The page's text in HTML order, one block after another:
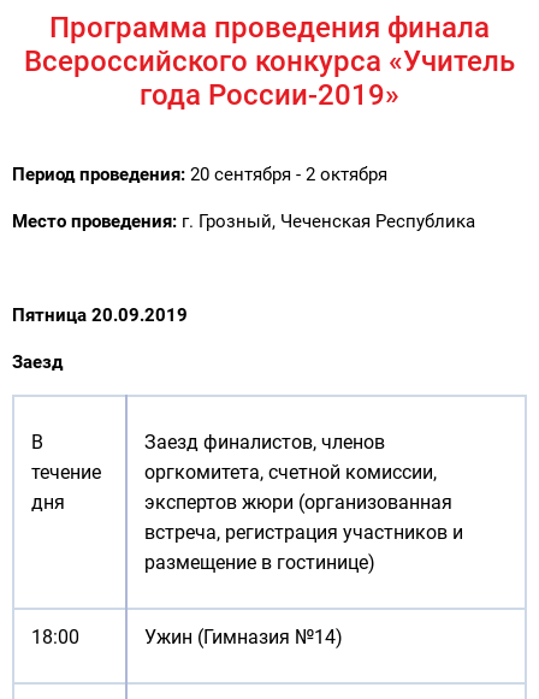
Программа проведения финала
Всероссийского конкурса «Учитель
года России-2019»
Период проведения: 20 сентября - 2 октября
Место проведения: г. Грозный, Чеченская Республика
Пятница 20.09.2019
Заезд
В
течение
дня
Заезд финалистов, членов
оргкомитета, счетной комиссии,
экспертов жюри (организованная
встреча, регистрация участников и
размещение в гостинице)
18:00 Ужин (Гимназия №14)